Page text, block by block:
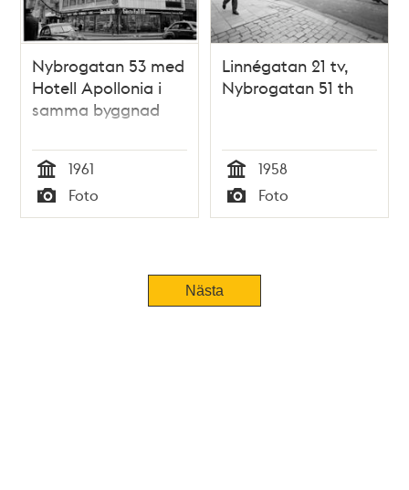
Nybrogatan 53 med
Hotell Apollonia i
samma byggnad
Tid
1961
Typ
Foto
Linnégatan 21 tv,
Nybrogatan 51 th
Tid
1958
Typ
Foto
Nästa